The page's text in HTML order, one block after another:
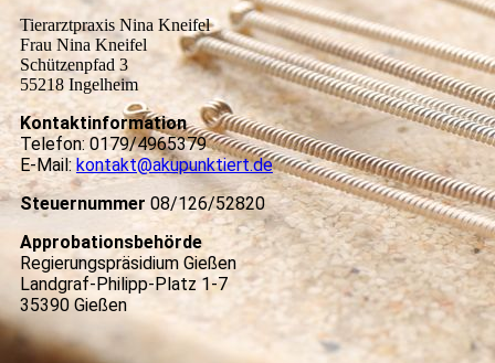
Tierarztpraxis Nina Kneifel
Frau Nina Kneifel
Schützenpfad 3
55218 Ingelheim
Kontaktinformation
Telefon: 0179/4965379
E-Mail:kontakt@akupunktiert.de
Steuernummer 08/126/52820
Approbationsbehörde
Regierungspräsidium Gießen
Landgraf-Philipp-Platz 1-7
35390 Gießen